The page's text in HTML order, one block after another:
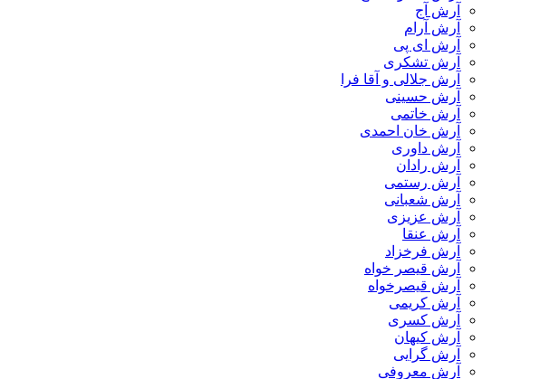
آرش آج
آرش آرام
آرش ای پی
آرش تشکری
آرش جلالی و آقا فرا
آرش حسینی
آرش خاتمی
آرش خان احمدی
آرش داوری
آرش رادان
آرش رستمى
آرش شعبانی
آرش عزیزی
آرش عنقا
آرش فرخزاد
آرش قیصر خواه
آرش قیصرخواه
آرش کریمی
آرش کسری
آرش کیهان
آرش گرایی
آرش معروفی